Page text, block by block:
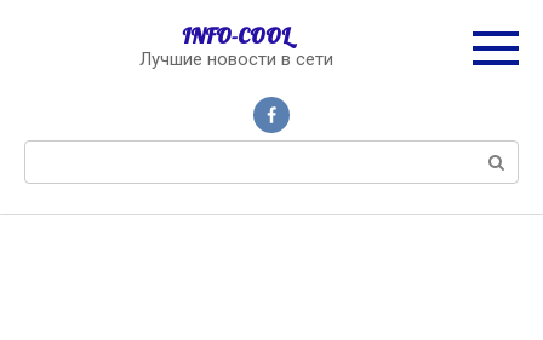
INFO-COOL
Лучшие новости в сети